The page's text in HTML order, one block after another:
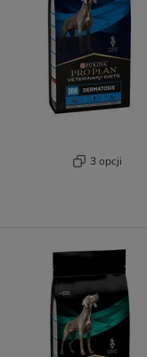
3 opcji